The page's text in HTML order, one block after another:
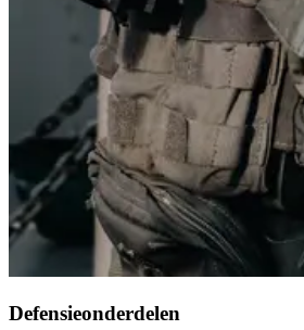
Defensieonderdelen